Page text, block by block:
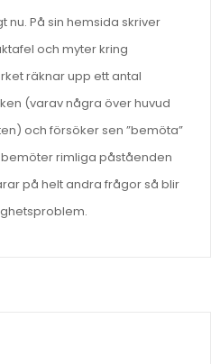
nu. På sin hemsida skriver
och myter kring
räknar upp ett antal
(varav några över huvud
och försöker sen ”bemöta”
rimliga påståenden
på helt andra frågor så blir